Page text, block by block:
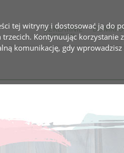
tej witryny i dostosować ją do
Kontynuując korzystanie
komunikację, gdy
SZKLARNIE
I OGRODY ZIMOWE
DOMKI